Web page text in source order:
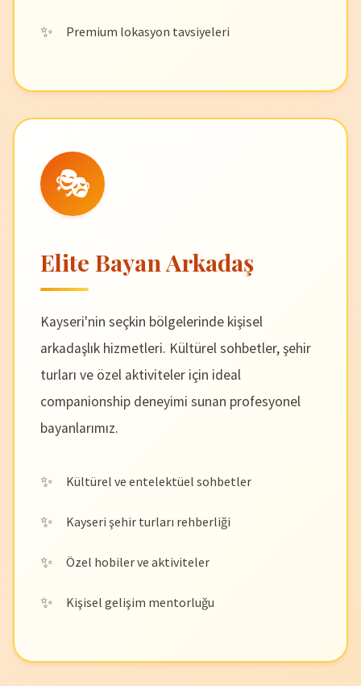
Premium lokasyon tavsiyeleri
🎭
Elite Bayan Arkadaş
Kayseri'nin seçkin bölgelerinde kişisel
arkadaşlık hizmetleri. Kültürel sohbetler, şehir
turları ve özel aktiviteler için ideal
companionship deneyimi sunan profesyonel
bayanlarımız.
Kültürel ve entelektüel sohbetler
Kayseri şehir turları rehberliği
Özel hobiler ve aktiviteler
Kişisel gelişim mentorluğu